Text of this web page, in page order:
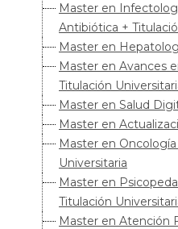
Master en
Antibiótica +
Master en
Master en Avances
Titulación
Master en Salud
Master en
Master en
Universitaria
Master en
Titulación
Master en Atención